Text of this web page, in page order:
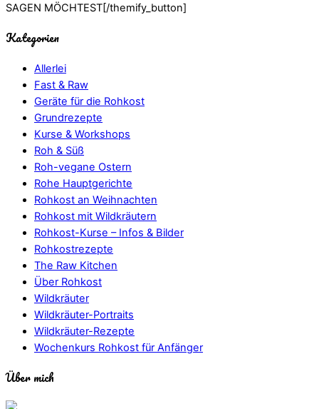
SAGEN MÖCHTEST[/themify_button]
Kategorien
Allerlei
Fast & Raw
Geräte für die Rohkost
Grundrezepte
Kurse & Workshops
Roh & Süß
Roh-vegane Ostern
Rohe Hauptgerichte
Rohkost an Weihnachten
Rohkost mit Wildkräutern
Rohkost-Kurse – Infos & Bilder
Rohkostrezepte
The Raw Kitchen
Über Rohkost
Wildkräuter
Wildkräuter-Portraits
Wildkräuter-Rezepte
Wochenkurs Rohkost für Anfänger
Über mich